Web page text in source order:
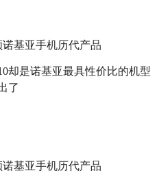
却是诺基亚最具性价比的机型
了